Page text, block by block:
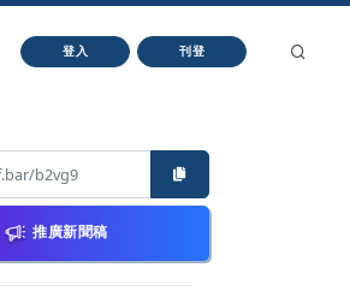
登入 刊登
推廣新聞稿